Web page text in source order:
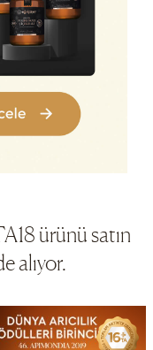
ürünü satın
alıyor.